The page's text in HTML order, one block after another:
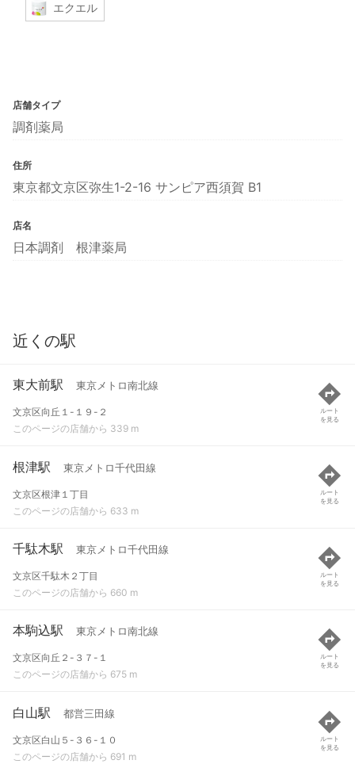
エクエル
店舗タイプ
調剤薬局
住所
東京都文京区弥生1-2-16 サンピア西須賀 B1
店名
日本調剤 根津薬局
近くの駅
東大前駅 東京メトロ南北線
文京区向丘１-１９-２
このページの店舗から 339 m
ルート
を見る
根津駅 東京メトロ千代田線
文京区根津１丁目
このページの店舗から 633 m
ルート
を見る
千駄木駅 東京メトロ千代田線
文京区千駄木２丁目
このページの店舗から 660 m
ルート
を見る
本駒込駅 東京メトロ南北線
文京区向丘２-３７-１
このページの店舗から 675 m
ルート
を見る
白山駅 都営三田線
文京区白山５-３６-１０
このページの店舗から 691 m
ルート
を見る